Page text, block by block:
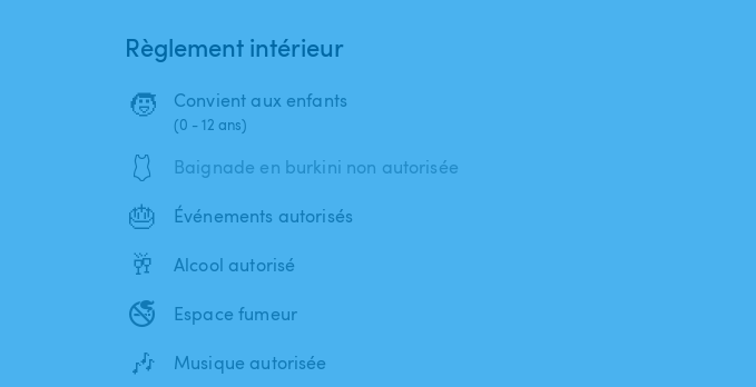
Règlement intérieur
🧒 Convient aux enfants
(0 - 12 ans)
🩱 Baignade en burkini non autorisée
🎂 Événements autorisés
🥂 Alcool autorisé
🚭 Espace fumeur
🎶 Musique autorisée